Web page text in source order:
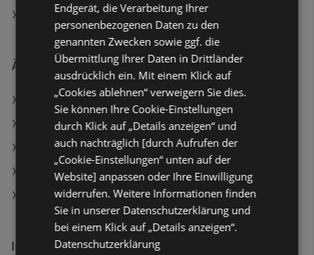
Aktuelle HELLWEG Flugblätter
Ähnliche Händler
Matratzen Concord Angebote
Hornbach Angebote
hagebaumarkt Angebote
Hagebau Lieb Markt Angebote
bellaflora Angebote
Interessantes auf wogibtswas.at
Endgerät, die Verarbeitung Ihrer
personenbezogenen Daten zu den
genannten Zwecken sowie ggf. die
Übermittlung Ihrer Daten in Drittländer
ausdrücklich ein. Mit einem Klick auf
„Cookies ablehnen“ verweigern Sie dies.
Sie können Ihre Cookie-Einstellungen
durch Klick auf „Details anzeigen“ und
auch nachträglich [durch Aufrufen der
„Cookie-Einstellungen“ unten auf der
Website] anpassen oder Ihre Einwilligung
widerrufen. Weitere Informationen finden
Sie in unserer Datenschutzerklärung und
bei einem Klick auf „Details anzeigen“.
Datenschutzerklärung